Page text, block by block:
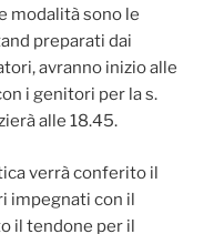
modalità sono le
preparati dai
avranno inizio alle
i genitori per la s.
alle 18.45.
verrà conferito il
impegnati con il
il tendone per il